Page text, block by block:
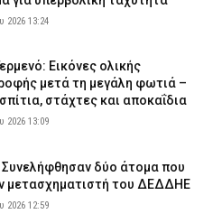
2026 13:24
Εικόνες ολικής
μετά τη μεγάλη φωτιά –
στάχτες και αποκαΐδια
2026 13:09
Συνελήφθησαν δύο άτομα που
μετασχηματιστή του ΔΕΔΔΗΕ
2026 12:59